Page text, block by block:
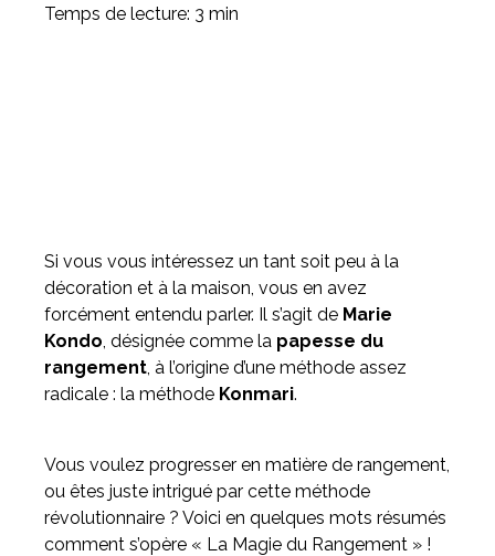
Inspirez-vous du catalogue
Personnalisez nos modèles pour créer le meuble qui vous
ressemble.
Meuble d'angle
Temps de lecture: 3 min
Si vous vous intéressez un tant soit peu à la
décoration et à la maison, vous en avez
forcément entendu parler. Il s’agit de Marie
Kondo, désignée comme la papesse du
rangement, à l’origine d’une méthode assez
radicale : la méthode Konmari.
Vous voulez progresser en matière de rangement,
ou êtes juste intrigué par cette méthode
révolutionnaire ? Voici en quelques mots résumés
comment s’opère « La Magie du Rangement » !